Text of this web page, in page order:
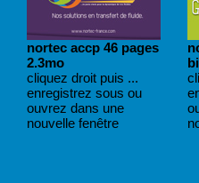
nortec accp 46 pages
2.3mo
cliquez droit puis ...
enregistrez sous ou
ouvrez dans une
nouvelle fenêtre